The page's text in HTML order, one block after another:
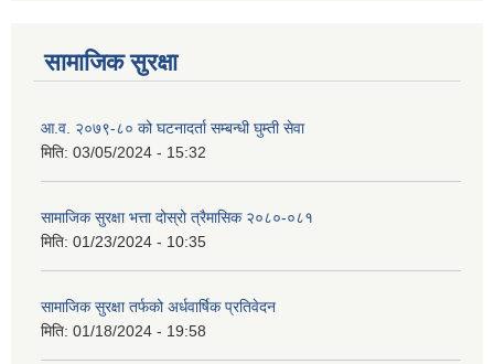
सामाजिक सुरक्षा
आ.व. २०७९-८० को घटनादर्ता सम्बन्धी घुम्ती सेवा
मिति: 03/05/2024 - 15:32
सामाजिक सुरक्षा भत्ता दोस्रो त्रैमासिक २०८०-०८१
मिति: 01/23/2024 - 10:35
सामाजिक सुरक्षा तर्फको अर्धवार्षिक प्रतिवेदन
मिति: 01/18/2024 - 19:58